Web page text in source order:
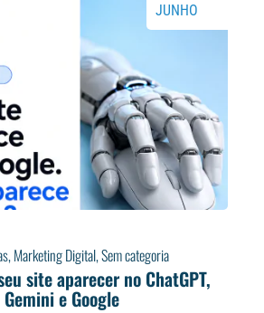
,Marketing Digital,Sem categoria
site aparecer no ChatGPT,
Gemini e Google
JUNHO